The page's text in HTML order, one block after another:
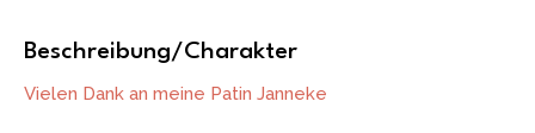
Beschreibung/Charakter
Vielen Dank an meine Patin Janneke